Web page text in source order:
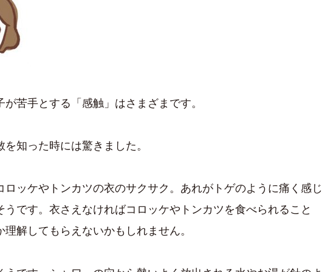
が苦手とする「感触」はさまざまです。
を知った時には驚きました。
ロッケやトンカツの衣のサクサク。あれがトゲのように痛く感じ
うです。衣さえなければコロッケやトンカツを食べられること
理解してもらえないかもしれません。